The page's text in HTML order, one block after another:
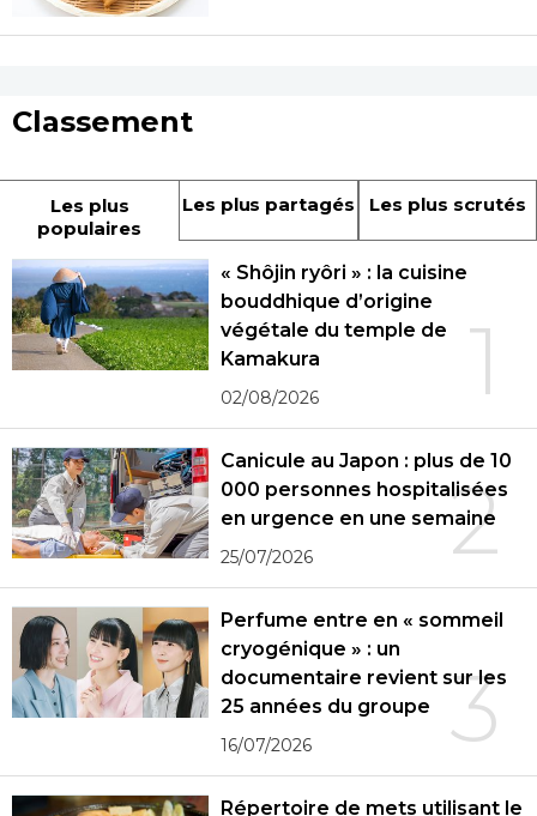
Classement
Les plus
populaires
Les plus partagés Les plus scrutés
1
« Shôjin ryôri » : la cuisine
bouddhique d’origine
végétale du temple de
Kamakura
02/08/2026
2
Canicule au Japon : plus de 10
000 personnes hospitalisées
en urgence en une semaine
25/07/2026
3
Perfume entre en « sommeil
cryogénique » : un
documentaire revient sur les
25 années du groupe
16/07/2026
Répertoire de mets utilisant le